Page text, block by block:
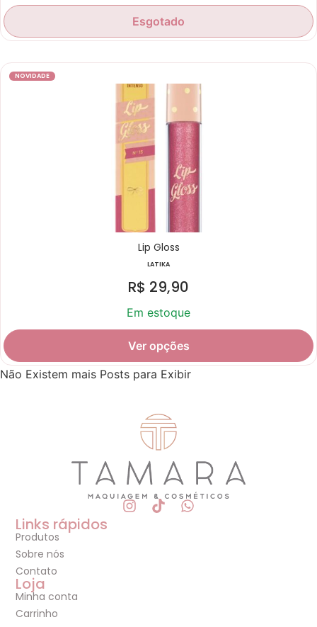
Esgotado
NOVIDADE
Lip Gloss
LATIKA
R$ 29,90
Em estoque
Ver opções
Não Existem mais Posts para Exibir
Links rápidos
Produtos
Sobre nós
Contato
Loja
Minha conta
Carrinho